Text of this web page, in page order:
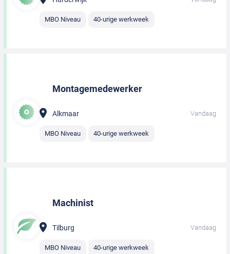
MBO Niveau 40-urige werkweek
Montagemedewerker
Alkmaar Vandaag
MBO Niveau 40-urige werkweek
Machinist
Tilburg Vandaag
MBO Niveau 40-urige werkweek